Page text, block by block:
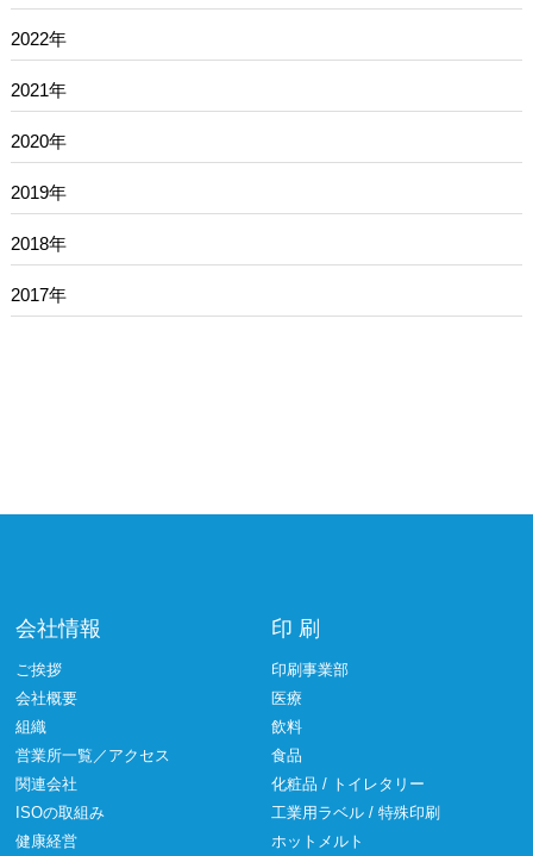
2022年
2021年
2020年
2019年
2018年
2017年
会社情報
ご挨拶
会社概要
組織
営業所一覧／アクセス
関連会社
ISOの取組み
健康経営
印 刷
印刷事業部
医療
飲料
食品
化粧品 / トイレタリー
工業用ラベル / 特殊印刷
ホットメルト